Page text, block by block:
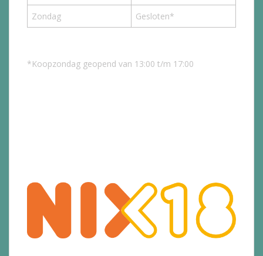
Zondag
Gesloten*
*Koopzondag geopend van 13:00 t/m 17:00